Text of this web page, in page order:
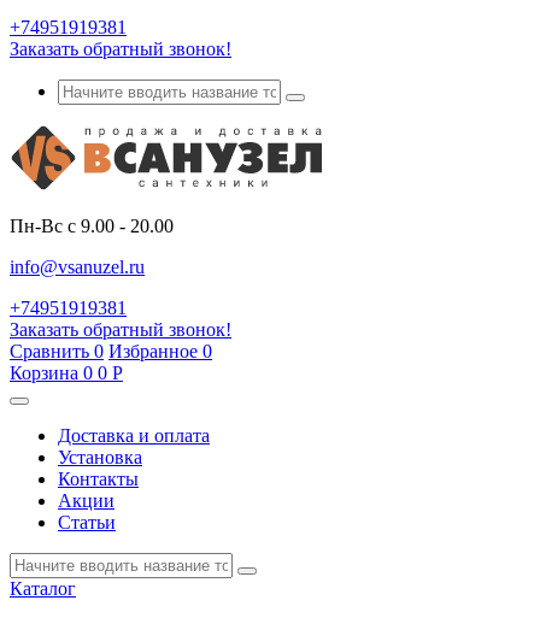
+74951919381
Заказать обратный звонок!
Пн-Вс с 9.00 - 20.00
info@vsanuzel.ru
+74951919381
Заказать обратный звонок!
Сравнить 0 Избранное 0
Корзина 0 0 Р
Доставка и оплата
Установка
Контакты
Акции
Статьи
Каталог